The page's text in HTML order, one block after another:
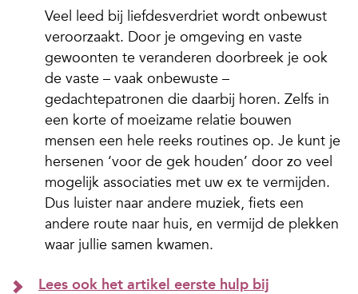
Veel leed bij liefdesverdriet wordt onbewust
veroorzaakt. Door je omgeving en vaste
gewoonten te veranderen doorbreek je ook
de vaste – vaak onbewuste –
gedachtepatronen die daarbij horen. Zelfs in
een korte of moeizame relatie bouwen
mensen een hele reeks routines op. Je kunt je
hersenen ‘voor de gek houden’ door zo veel
mogelijk associaties met uw ex te vermijden.
Dus luister naar andere muziek, fiets een
andere route naar huis, en vermijd de plekken
waar jullie samen kwamen.
Lees ook het artikel eerste hulp bij